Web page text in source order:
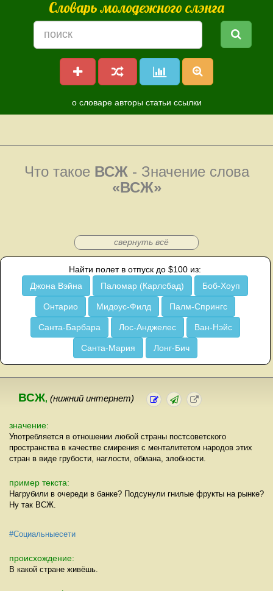
Словарь молодежного слэнга
о словаре авторы статьи ссылки
Что такое ВСЖ - Значение слова
«ВСЖ»
свернуть всё
Найти полет в отпуск до $100 из:
Джона Вэйна
Паломар (Карлсбад) Боб-Хоуп
Онтарио Мидоус-Филд Палм-Спрингс
Санта-Барбара Лос-Анджелес Ван-Нэйс
Санта-Мария Лонг-Бич
ВСЖ, (нижний интернет)
значение:
Употребляется в отношении любой страны постсоветского
пространства в качестве смирения с менталитетом народов этих
стран в виде грубости, наглости, обмана, злобности.
пример текста:
Нагрубили в очереди в банке? Подсунули гнилые фрукты на рынке?
Ну так ВСЖ.
#Социальныесети
происхождение:
В какой стране живёшь.